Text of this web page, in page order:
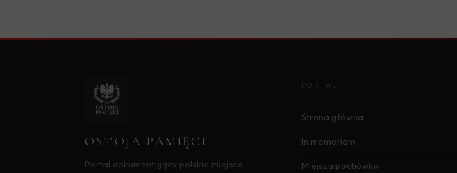
OSTOJA PAMIĘCI
Portal dokumentujący polskie miejsca
PORTAL
Strona główna
In memoriam
Miejsca pochówku